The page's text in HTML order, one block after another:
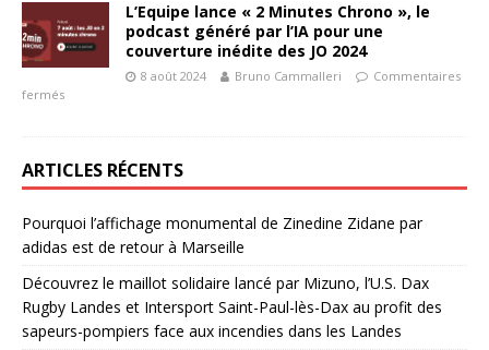
L’Equipe lance « 2 Minutes Chrono », le
podcast généré par l’IA pour une
couverture inédite des JO 2024
8 août 2024 Bruno Cammalleri
Commentaires
fermés
ARTICLES RÉCENTS
Pourquoi l’affichage monumental de Zinedine Zidane par
adidas est de retour à Marseille
Découvrez le maillot solidaire lancé par Mizuno, l’U.S. Dax
Rugby Landes et Intersport Saint-Paul-lès-Dax au profit des
sapeurs-pompiers face aux incendies dans les Landes